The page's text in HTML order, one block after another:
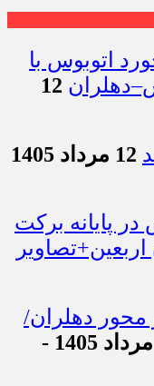
اتوبوس با
12
12 مرداد 1405
در پایانه برکت
محور دهلران/
09 مرداد 1405 -